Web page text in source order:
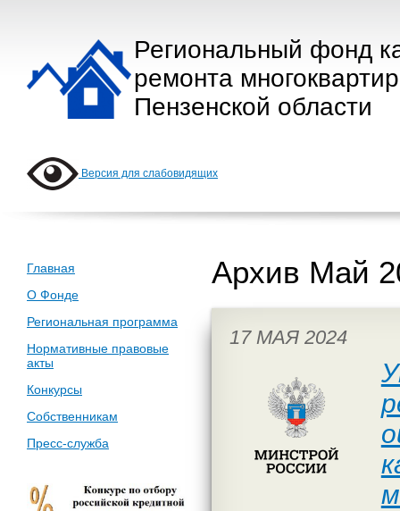
Региональный фонд
ремонта
Пензенской области
Версия для слабовидящих
Главная
О Фонде
Региональная программа
Нормативные правовые
акты
Конкурсы
Собственникам
Пресс-служба
Архив Май
17 МАЯ 2024